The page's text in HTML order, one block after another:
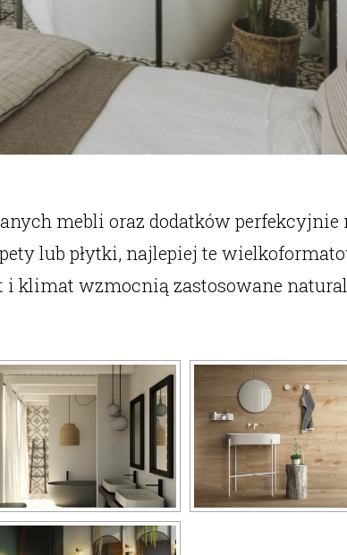
mebli oraz dodatków
lub płytki, najlepiej te
i klimat wzmocnią zastosowane